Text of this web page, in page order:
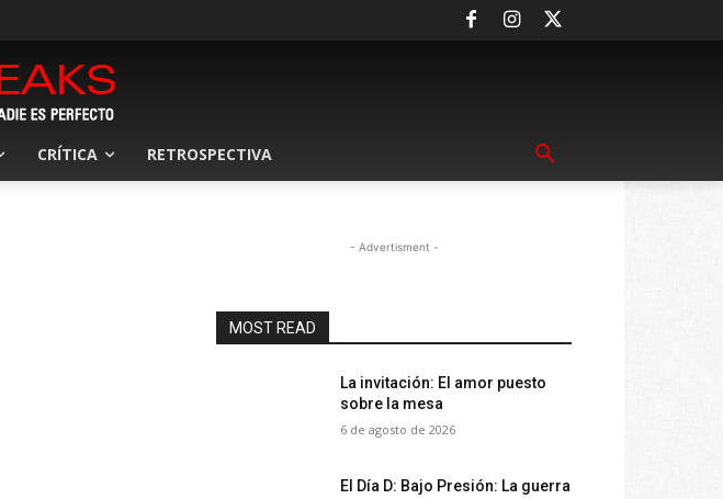
CRÍTICA RETROSPECTIVA
- Advertisment -
MOST READ
La invitación: El amor puesto
sobre la mesa
6 de agosto de 2026
El Día D: Bajo Presión: La guerra